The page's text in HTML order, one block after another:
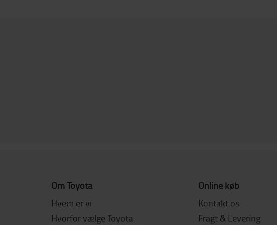
Om Toyota
Hvem er vi
Hvorfor vælge Toyota
Online køb
Kontakt os
Fragt & Levering